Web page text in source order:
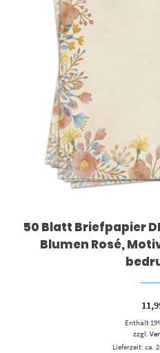
50 Blatt Briefpapier
Blumen Rosé,
Enthält
zzgl.
Lieferzeit: ca.